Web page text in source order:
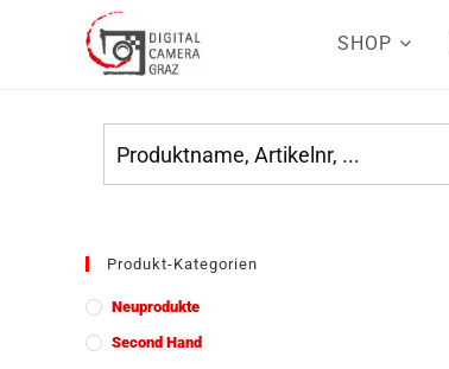
SHOP
Produkt-Kategorien
Neuprodukte
Second Hand